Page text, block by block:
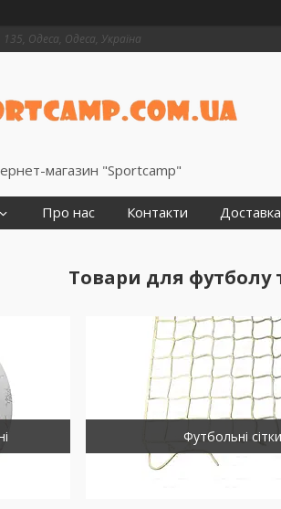
Одеса, Одеса, Україна
магазин "Sportcamp"
Про нас Контакти
Товари для футболу
Футбольні сітки